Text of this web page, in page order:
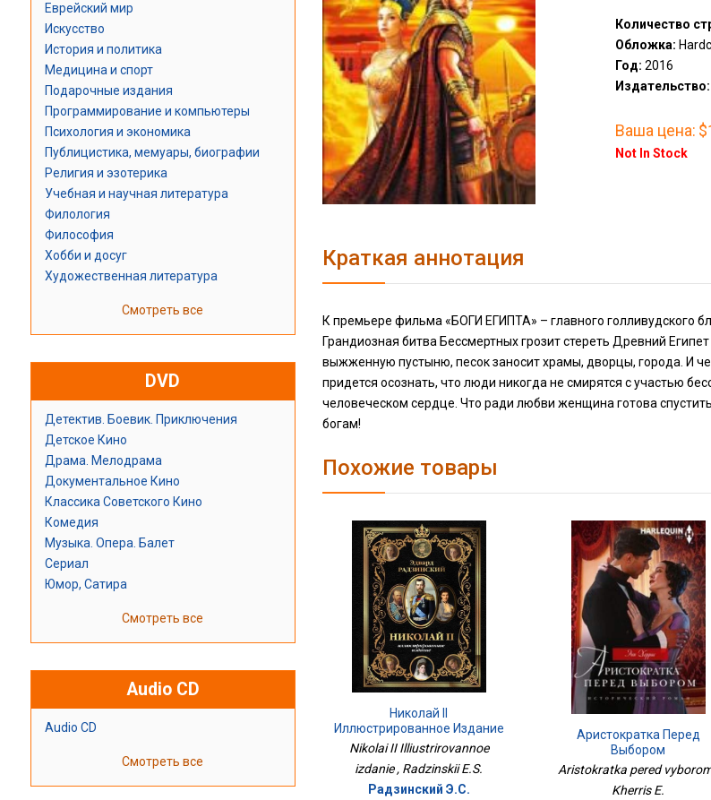
Еврейский мир
Искусство
История и политика
Медицина и спорт
Подарочные издания
Программирование и компьютеры
Психология и экономика
Публицистика, мемуары, биографии
Религия и эзотерика
Учебная и научная литература
Филология
Философия
Хобби и досуг
Художественная литература
Смотреть все
DVD
Детектив. Боевик. Приключения
Детское Кино
Драма. Мелодрама
Документальное Кино
Классика Советского Кино
Комедия
Музыка. Опера. Балет
Сериал
Юмор, Сатира
Смотреть все
Audio CD
Audio CD
Смотреть все
Количество
Обложка:
Год: 2016
Издательство:
Ваша цена:
Not In Stock
Краткая аннотация
К премьере фильма «БОГИ ЕГИПТА» – главного голливудского
Грандиозная битва Бессмертных грозит стереть Древний
выжженную пустыню, песок заносит храмы, дворцы, города. И
придется осознать, что люди никогда не смирятся с участью
человеческом сердце. Что ради любви женщина готова
богам!
Похожие товары
Николай II
Иллюстрированное Издание
Nikolai II Illiustrirovannoe
izdanie , Radzinskii E.S.
Радзинский Э.С.
Аристократка Перед
Выбором
Aristokratka pered
Kherris E.